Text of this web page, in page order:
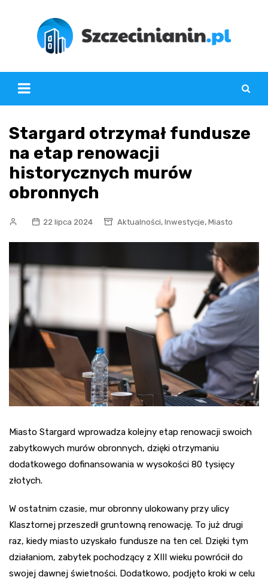
Stargard otrzymał fundusze
na etap renowacji
historycznych murów
obronnych
22 lipca 2024 Aktualności, Inwestycje, Miasto
Miasto Stargard wprowadza kolejny etap renowacji swoich
zabytkowych murów obronnych, dzięki otrzymaniu
dodatkowego dofinansowania w wysokości 80 tysięcy
złotych.
W ostatnim czasie, mur obronny ulokowany przy ulicy
Klasztornej przeszedł gruntowną renowację. To już drugi
raz, kiedy miasto uzyskało fundusze na ten cel. Dzięki tym
działaniom, zabytek pochodzący z XIII wieku powrócił do
swojej dawnej świetności. Dodatkowo, podjęto kroki w celu